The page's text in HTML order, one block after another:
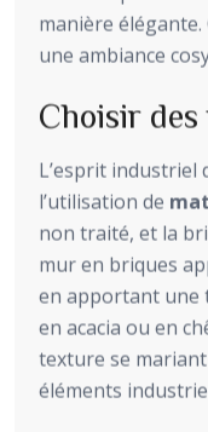
manière
une ambiance
Choisir
L’esprit industriel
l’utilisation de
non traité, et la
mur en briques
en apportant une
en acacia ou en
texture se
éléments